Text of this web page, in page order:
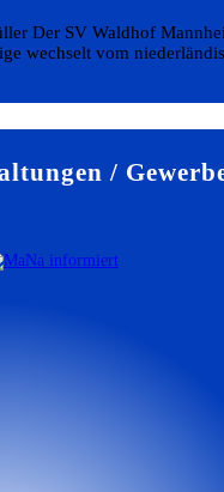
Der SV Waldhof
wechselt vom
/